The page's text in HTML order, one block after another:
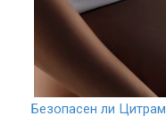
Безопасен ли